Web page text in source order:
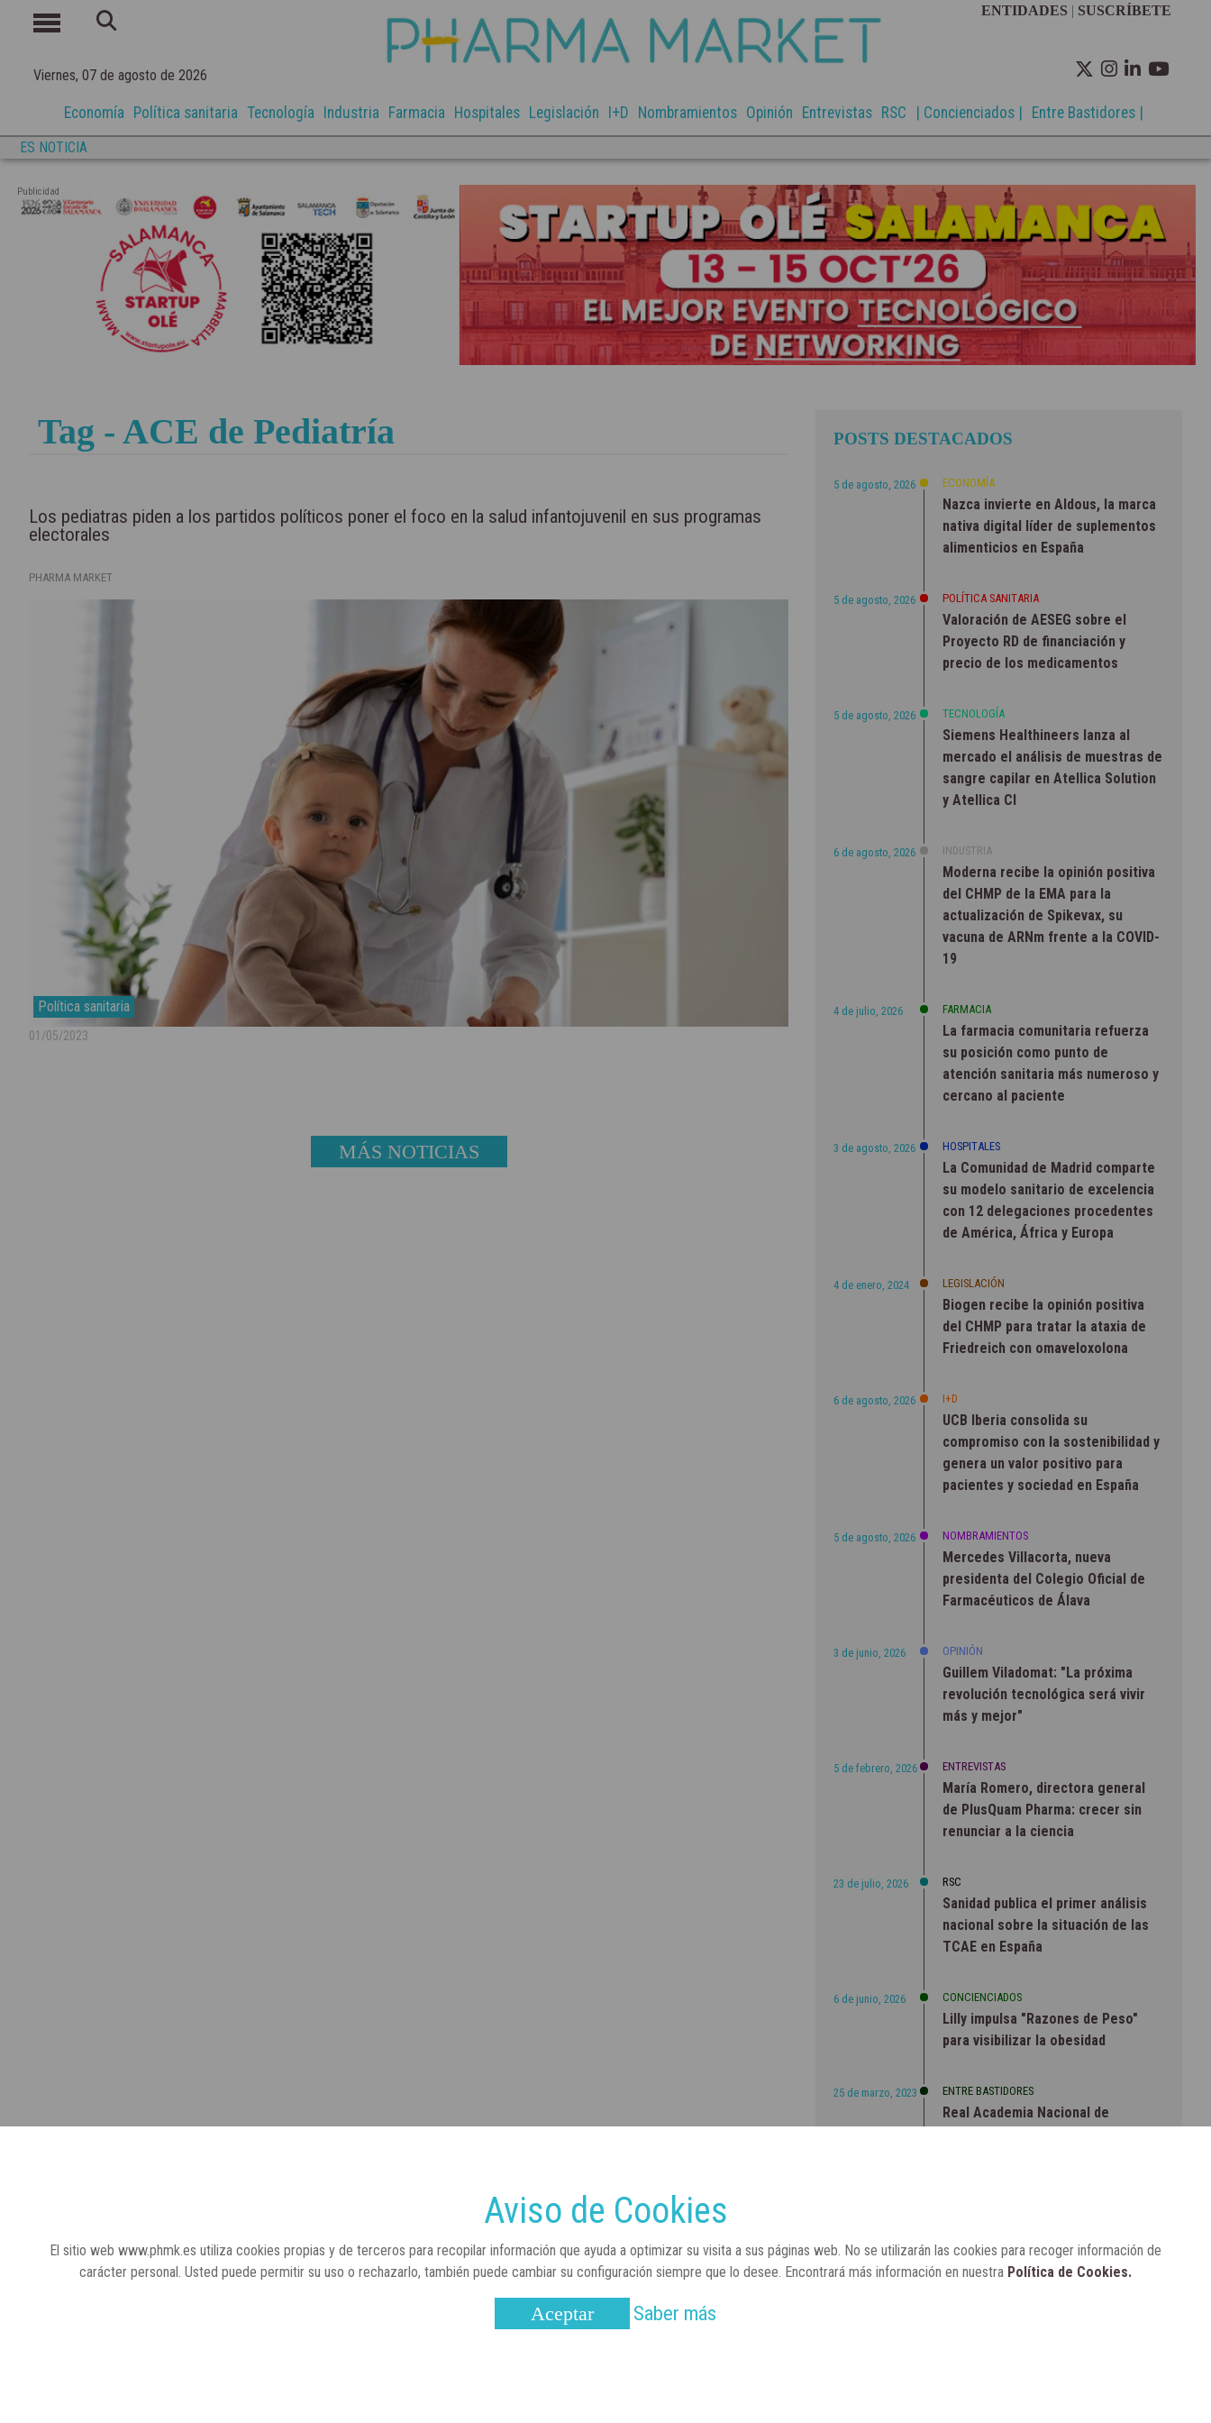
Viernes, 07 de agosto de 2026
ENTIDADES | SUSCRÍBETE
Economía Política sanitaria Tecnología Industria Farmacia Hospitales Legislación I+D Nombramientos Opinión Entrevistas RSC | Concienciados | Entre Bastidores |
ES NOTICIA
Publicidad
Tag - ACE de Pediatría
Los pediatras piden a los partidos políticos poner el foco en la salud infantojuvenil en sus programas
electorales
PHARMA MARKET
Política sanitaria
01/05/2023
MÁS NOTICIAS
POSTS DESTACADOS
5 de agosto, 2026 ECONOMÍA
Nazca invierte en Aldous, la marca
nativa digital líder de suplementos
alimenticios en España
5 de agosto, 2026 POLÍTICA SANITARIA
Valoración de AESEG sobre el
Proyecto RD de financiación y
precio de los medicamentos
5 de agosto, 2026 TECNOLOGÍA
Siemens Healthineers lanza al
mercado el análisis de muestras de
sangre capilar en Atellica Solution
y Atellica CI
6 de agosto, 2026 INDUSTRIA
Moderna recibe la opinión positiva
del CHMP de la EMA para la
actualización de Spikevax, su
vacuna de ARNm frente a la COVID-
19
4 de julio, 2026 FARMACIA
La farmacia comunitaria refuerza
su posición como punto de
atención sanitaria más numeroso y
cercano al paciente
3 de agosto, 2026 HOSPITALES
La Comunidad de Madrid comparte
su modelo sanitario de excelencia
con 12 delegaciones procedentes
de América, África y Europa
4 de enero, 2024 LEGISLACIÓN
Biogen recibe la opinión positiva
del CHMP para tratar la ataxia de
Friedreich con omaveloxolona
6 de agosto, 2026 I+D
UCB Iberia consolida su
compromiso con la sostenibilidad y
genera un valor positivo para
pacientes y sociedad en España
5 de agosto, 2026 NOMBRAMIENTOS
Mercedes Villacorta, nueva
presidenta del Colegio Oficial de
Farmacéuticos de Álava
3 de junio, 2026 OPINIÓN
Guillem Viladomat: "La próxima
revolución tecnológica será vivir
más y mejor"
5 de febrero, 2026 ENTREVISTAS
María Romero, directora general
de PlusQuam Pharma: crecer sin
renunciar a la ciencia
23 de julio, 2026 RSC
Sanidad publica el primer análisis
nacional sobre la situación de las
TCAE en España
6 de junio, 2026 CONCIENCIADOS
Lilly impulsa "Razones de Peso"
para visibilizar la obesidad
25 de marzo, 2023 ENTRE BASTIDORES
Real Academia Nacional de
Aviso de Cookies
El sitio web www.phmk.es utiliza cookies propias y de terceros para recopilar información que ayuda a optimizar su visita a sus páginas web. No se utilizarán las cookies para recoger información de
carácter personal. Usted puede permitir su uso o rechazarlo, también puede cambiar su configuración siempre que lo desee. Encontrará más información en nuestra Política de Cookies.
Aceptar Saber más